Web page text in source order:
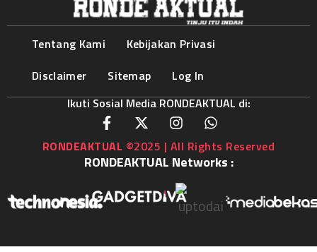
Tentang Kami
Kebijakan Privasi
Disclaimer
Sitemap
Log In
Ikuti Sosial Media RONDEAKTUAL di:
RONDEAKTUAL ©2025 | All Rights Reserved
RONDEAKTUAL Networks :